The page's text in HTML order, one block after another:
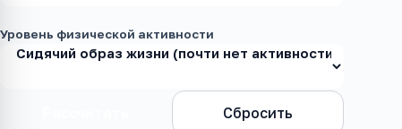
Уровень физической активности
Сбросить